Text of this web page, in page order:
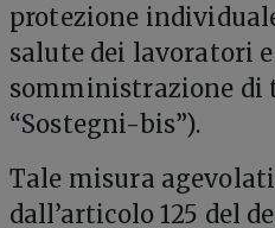
protezione
salute dei lavoratori
somministrazione di
“Sostegni-bis”).
Tale misura
dall’articolo 125 del